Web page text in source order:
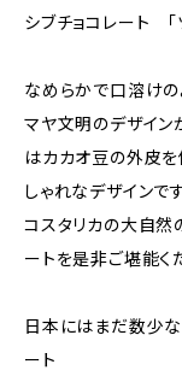
シブチョコレート 「
なめらかで口溶けの
マヤ文明のデザイン
はカカオ豆の外皮
しゃれなデザインです
コスタリカの大自然
ートを是非ご堪能く
日本にはまだ数少
ート